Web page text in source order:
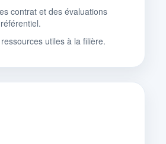
contrat et des évaluations
utiles à la filière.